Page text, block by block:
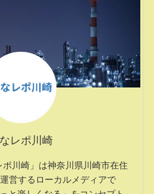
レポ川崎
ポ川崎」は神奈川県川崎市在住
営するローカルメディアで